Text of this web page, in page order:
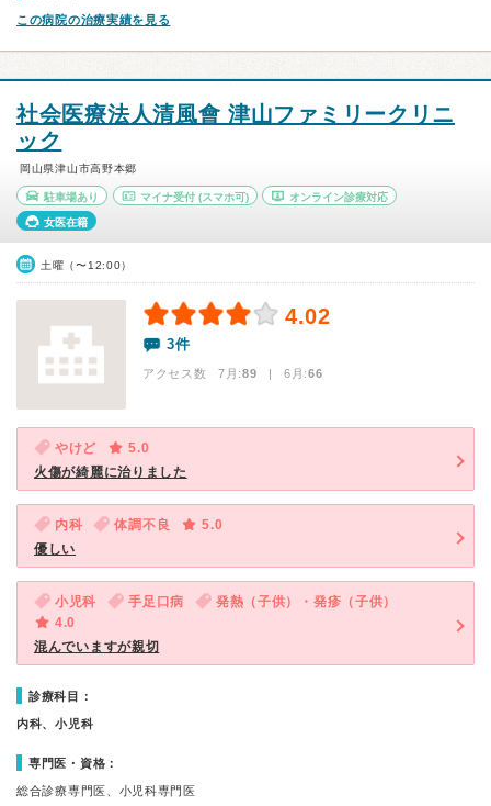
この病院の治療実績を見る
社会医療法人清風會 津山ファミリークリニ
ック
岡山県津山市高野本郷
駐車場あり マイナ受付(スマホ可) オンライン診療対応
女医在籍
土曜（〜12:00）
4.02
3件
アクセス数 7月:89 | 6月:66
やけど
5.0
火傷が綺麗に治りました
内科 体調不良
5.0
優しい
小児科 手足口病
発熱（子供）・発疹（子供）
4.0
混んでいますが親切
診療科目：
内科、小児科
専門医・資格：
総合診療専門医、小児科専門医